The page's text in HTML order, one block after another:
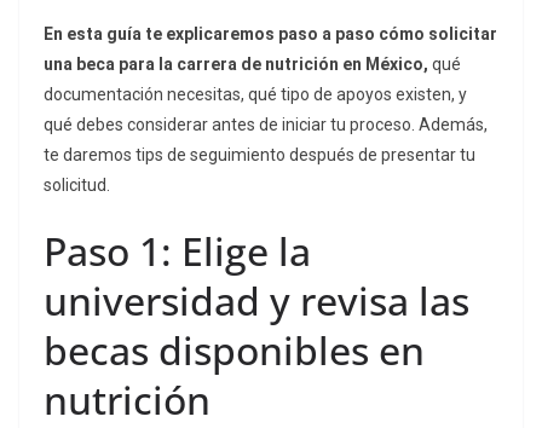
En esta guía te explicaremos paso a paso cómo solicitar
una beca para la carrera de nutrición en México, qué
documentación necesitas, qué tipo de apoyos existen, y
qué debes considerar antes de iniciar tu proceso. Además,
te daremos tips de seguimiento después de presentar tu
solicitud.
Paso 1: Elige la
universidad y revisa las
becas disponibles en
nutrición